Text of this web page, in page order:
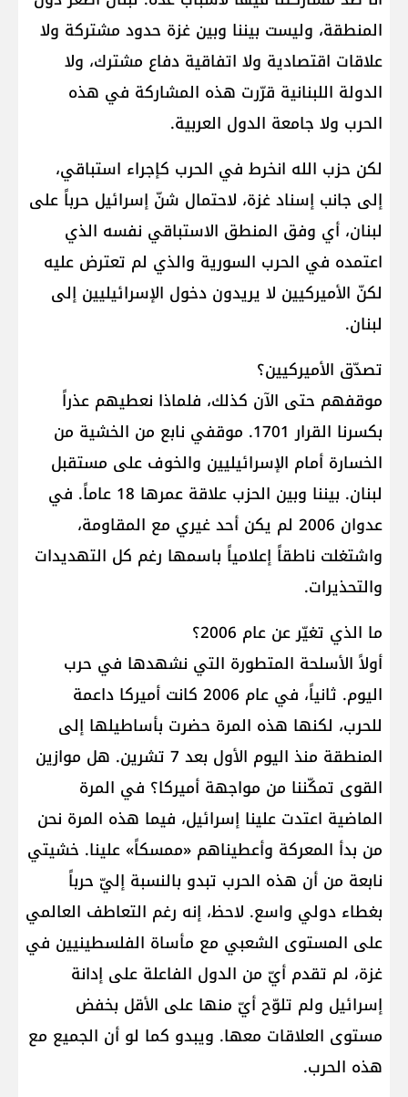
المنطقة، وليست بيننا وبين غزة حدود مشتركة ولا
علاقات اقتصادية ولا اتفاقية دفاع مشترك، ولا
الدولة اللبنانية قرّرت هذه المشاركة في هذه
الحرب ولا جامعة الدول العربية.
لكن حزب الله انخرط في الحرب كإجراء استباقي،
إلى جانب إسناد غزة، لاحتمال شنّ إسرائيل حرباً على
لبنان، أي وفق المنطق الاستباقي نفسه الذي
اعتمده في الحرب السورية والذي لم تعترض عليه
لكنّ الأميركيين لا يريدون دخول الإسرائيليين إلى
لبنان.
تصدّق الأميركيين؟
موقفهم حتى الآن كذلك، فلماذا نعطيهم عذراً
بكسرنا القرار 1701. موقفي نابع من الخشية من
الخسارة أمام الإسرائيليين والخوف على مستقبل
لبنان. بيننا وبين الحزب علاقة عمرها 18 عاماً. في
عدوان 2006 لم يكن أحد غيري مع المقاومة،
واشتغلت ناطقاً إعلامياً باسمها رغم كل التهديدات
والتحذيرات.
ما الذي تغيّر عن عام 2006؟
أولاً الأسلحة المتطورة التي نشهدها في حرب
اليوم. ثانياً، في عام 2006 كانت أميركا داعمة
للحرب، لكنها هذه المرة حضرت بأساطيلها إلى
المنطقة منذ اليوم الأول بعد 7 تشرين. هل موازين
القوى تمكّننا من مواجهة أميركا؟ في المرة
الماضية اعتدت علينا إسرائيل، فيما هذه المرة نحن
من بدأ المعركة وأعطيناهم «ممسكاً» علينا. خشيتي
نابعة من أن هذه الحرب تبدو بالنسبة إليّ حرباً
بغطاء دولي واسع. لاحظ، إنه رغم التعاطف العالمي
على المستوى الشعبي مع مأساة الفلسطينيين في
غزة، لم تقدم أيّ من الدول الفاعلة على إدانة
إسرائيل ولم تلوّح أيّ منها على الأقل بخفض
مستوى العلاقات معها. ويبدو كما لو أن الجميع مع
هذه الحرب.